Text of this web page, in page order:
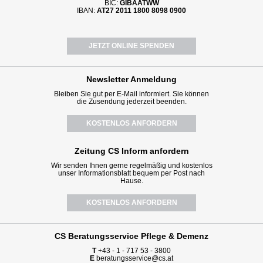
BIC: GIBAATWW
IBAN: AT27 2011 1800 8098 0900
JETZT ONLINE SPENDEN
NewsletterAnmeldung
Bleiben Sie gut per E-Mail informiert. Sie können
die Zusendung jederzeit beenden.
KOSTENLOS ANFORDERN
Zeitung CS Inform anfordern
Wir senden Ihnen gerne regelmäßig und kostenlos
unser Informationsblatt bequem per Post nach
Hause.
KOSTENLOS ANFORDERN
CS Beratungsservice Pflege & Demenz
T+43 - 1 - 717 53 - 3800
E beratungsservice@cs.at